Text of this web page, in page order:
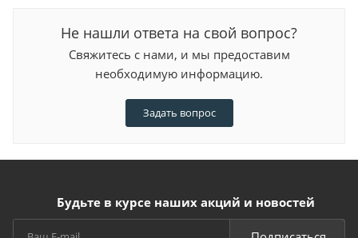
Не нашли ответа на свой вопрос?
Свяжитесь с нами, и мы предоставим
необходимую информацию.
Задать вопрос
Будьте в курсе наших акций и новостей